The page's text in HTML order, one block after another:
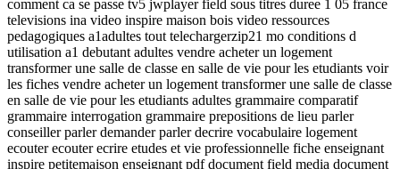
comment ca se passe tv5 jwplayer field sous titres duree 1 05 france
televisions ina video inspire maison bois video ressources
pedagogiques a1adultes tout telechargerzip21 mo conditions d
utilisation a1 debutant adultes vendre acheter un logement
transformer une salle de classe en salle de vie pour les etudiants voir
les fiches vendre acheter un logement transformer une salle de classe
en salle de vie pour les etudiants adultes grammaire comparatif
grammaire interrogation grammaire prepositions de lieu parler
conseiller parler demander parler decrire vocabulaire logement
ecouter ecouter ecrire etudes et vie professionnelle fiche enseignant
inspire petitemaison enseignant pdf document field media document